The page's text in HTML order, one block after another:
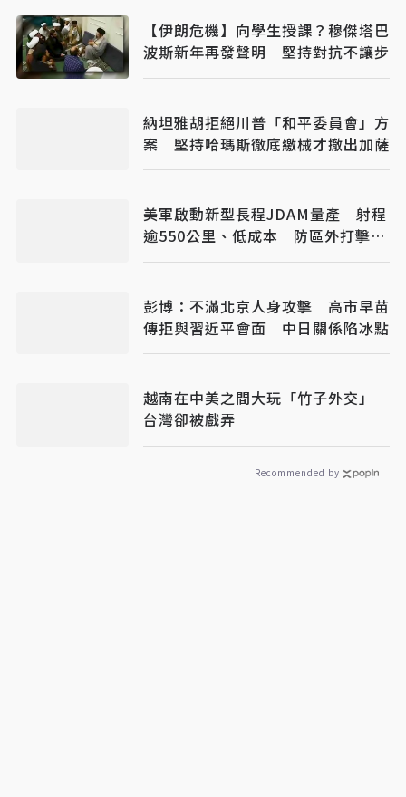
【伊朗危機】向學生授課？穆傑塔巴
波斯新年再發聲明 堅持對抗不讓步
納坦雅胡拒絕川普「和平委員會」方
案 堅持哈瑪斯徹底繳械才撤出加薩
美軍啟動新型長程JDAM量產 射程
逾550公里、低成本 防區外打擊新
利器
彭博：不滿北京人身攻擊 高市早苗
傳拒與習近平會面 中日關係陷冰點
越南在中美之間大玩「竹子外交」
台灣卻被戲弄
Recommended by